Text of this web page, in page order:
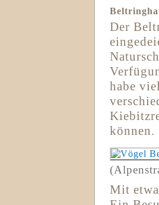
Der
habe
können.
Mit